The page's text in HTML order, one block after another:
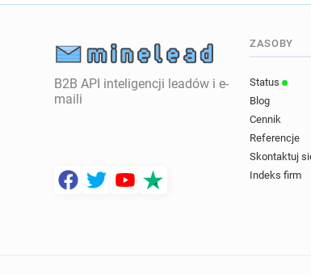
B2B API inteligencji leadów i e-
maili
ZASOBY
Status
Blog
Cennik
Referencje
Skontaktuj
Indeks firm